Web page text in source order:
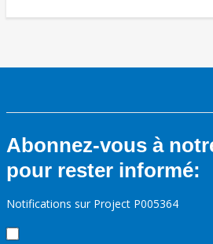
Abonnez-vous à
pour rester informé:
Notifications sur Project P005364